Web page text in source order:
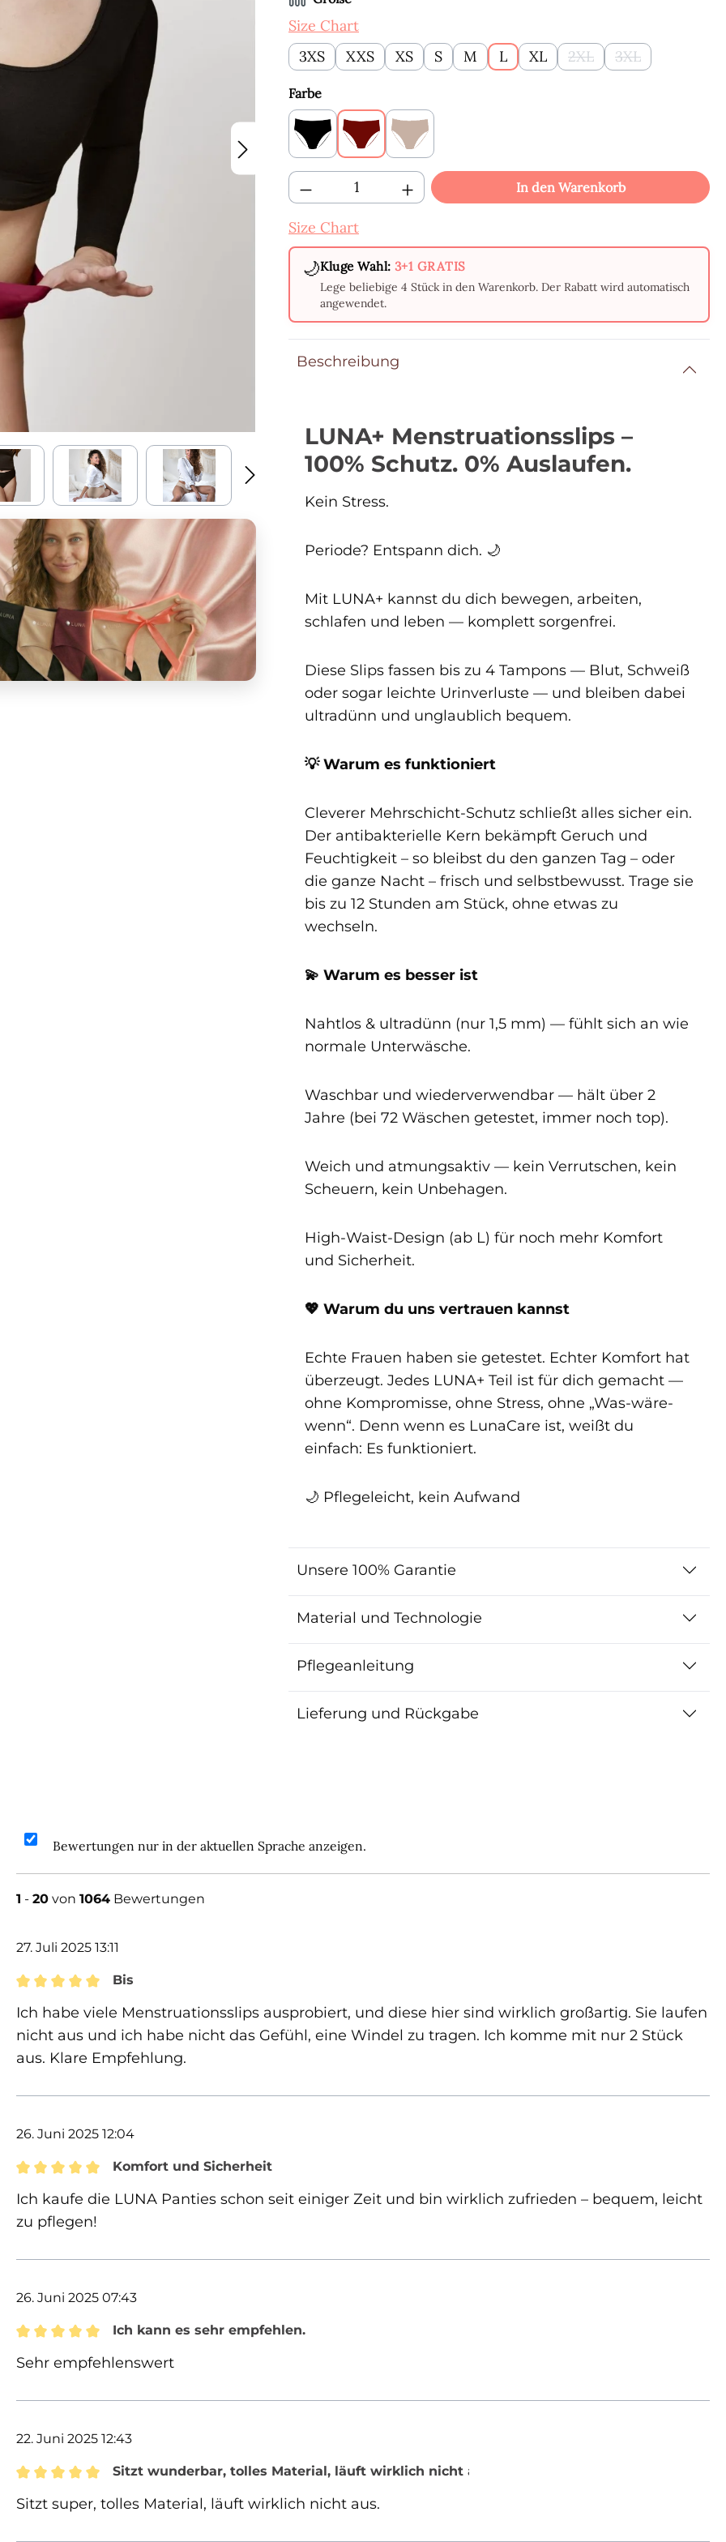
Size Chart
3XS
XXS XS S M L XL 2XL
(Diese Option ist
3XL
(Diese Option
Farbeauswählen
SchwarzBordeauxrot
Beige
Produkt Anzahl: Gib den gewünschten Wert
In den Warenkorb
Size Chart
🌙Kluge Wahl: 3+1 GRATIS
Lege beliebige 4 Stück in den Warenkorb. Der Rabatt wird automatisch
angewendet.
Beschreibung
LUNA+ Menstruationsslips –
100% Schutz. 0% Auslaufen.
Kein Stress.
Periode? Entspann dich. 🌙
Mit LUNA+ kannst du dich bewegen, arbeiten,
schlafen und leben — komplett sorgenfrei.
Diese Slips fassen bis zu 4 Tampons — Blut, Schweiß
oder sogar leichte Urinverluste — und bleiben dabei
ultradünn und unglaublich bequem.
💡 Warum es funktioniert
Cleverer Mehrschicht-Schutz schließt alles sicher ein.
Der antibakterielle Kern bekämpft Geruch und
Feuchtigkeit – so bleibst du den ganzen Tag – oder
die ganze Nacht – frisch und selbstbewusst. Trage sie
bis zu 12 Stunden am Stück, ohne etwas zu
wechseln.
💫 Warum es besser ist
Nahtlos & ultradünn (nur 1,5 mm) — fühlt sich an wie
normale Unterwäsche.
Waschbar und wiederverwendbar — hält über 2
Jahre (bei 72 Wäschen getestet, immer noch top).
Weich und atmungsaktiv — kein Verrutschen, kein
Scheuern, kein Unbehagen.
High-Waist-Design (ab L) für noch mehr Komfort
und Sicherheit.
💖 Warum du uns vertrauen kannst
Echte Frauen haben sie getestet. Echter Komfort hat
überzeugt. Jedes LUNA+ Teil ist für dich gemacht —
ohne Kompromisse, ohne Stress, ohne „Was-wäre-
wenn“. Denn wenn es LunaCare ist, weißt du
einfach: Es funktioniert.
🌙 Pflegeleicht, kein Aufwand
Unsere 100% Garantie
Material und Technologie
Pflegeanleitung
Lieferung und Rückgabe
Bewertungen nur in der aktuellen Sprache anzeigen.
1 - 20 von 1064 Bewertungen
27. Juli 2025 13:11
Bewertung mit 5 von 5 Sternen
Bis
Ich habe viele Menstruationsslips ausprobiert, und diese hier sind wirklich großartig. Sie laufen
nicht aus und ich habe nicht das Gefühl, eine Windel zu tragen. Ich komme mit nur 2 Stück
aus. Klare Empfehlung.
26. Juni 2025 12:04
Bewertung mit 5 von 5 Sternen
Komfort und Sicherheit
Ich kaufe die LUNA Panties schon seit einiger Zeit und bin wirklich zufrieden – bequem, leicht
zu pflegen!
26. Juni 2025 07:43
Bewertung mit 5 von 5 Sternen
Ich kann es sehr empfehlen.
Sehr empfehlenswert
22. Juni 2025 12:43
Bewertung mit 5 von 5 Sternen
Sitzt wunderbar, tolles Material, läuft wirklich nicht aus.
Sitzt super, tolles Material, läuft wirklich nicht aus.